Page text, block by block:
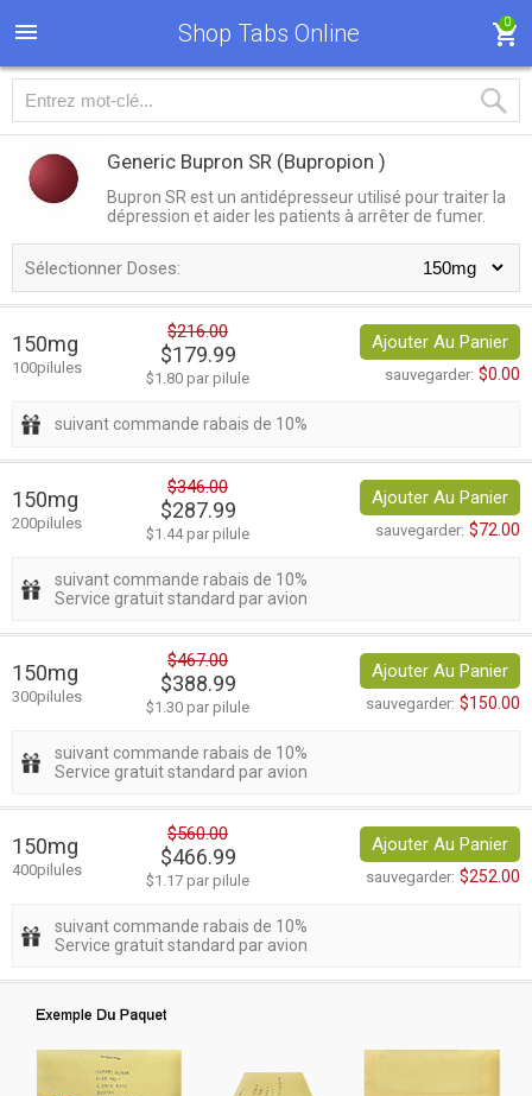
Shop Tabs Online 0
Generic Bupron SR (Bupropion )
Bupron SR est un antidépresseur utilisé pour traiter la
dépression et aider les patients à arrêter de fumer.
Sélectionner Doses:
150mg
100pilules
$216.00
$179.99
$1.80 par pilule
Ajouter Au Panier
sauvegarder: $0.00
suivant commande rabais de 10%
150mg
200pilules
$346.00
$287.99
$1.44 par pilule
Ajouter Au Panier
sauvegarder: $72.00
suivant commande rabais de 10%
Service gratuit standard par avion
150mg
300pilules
$467.00
$388.99
$1.30 par pilule
Ajouter Au Panier
sauvegarder: $150.00
suivant commande rabais de 10%
Service gratuit standard par avion
150mg
400pilules
$560.00
$466.99
$1.17 par pilule
Ajouter Au Panier
sauvegarder: $252.00
suivant commande rabais de 10%
Service gratuit standard par avion